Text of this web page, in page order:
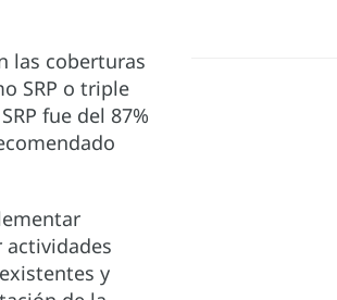
las coberturas
SRP o triple
fue del 87%
actividades
y